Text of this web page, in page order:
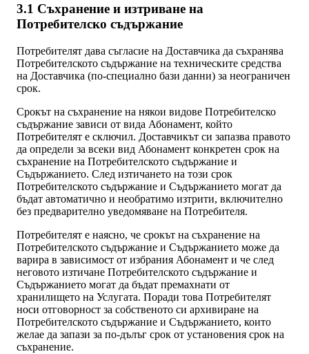
3.1 Съхранение и изтриване на
Потребителско съдържание
Потребителят дава съгласие на Доставчика да съхранява
Потребителското съдържание на техническите средства
на Доставчика (по-специално бази данни) за неограничен
срок.
Срокът на съхранение на някои видове Потребителско
съдържание зависи от вида Абонамент, който
Потребителят е сключил. Доставчикът си запазва правото
да определи за всеки вид Абонамент конкретен срок на
съхранение на Потребителското съдържание и
Съдържанието. След изтичането на този срок
Потребителското съдържание и Съдържанието могат да
бъдат автоматично и необратимо изтрити, включително
без предварително уведомяване на Потребителя.
Потребителят е наясно, че срокът на съхранение на
Потребителското съдържание и Съдържанието може да
варира в зависимост от избрания Абонамент и че след
неговото изтичане Потребителското съдържание и
Съдържанието могат да бъдат премахнати от
хранилището на Услугата. Поради това Потребителят
носи отговорност за собственото си архивиране на
Потребителското съдържание и Съдържанието, които
желае да запази за по-дълъг срок от установения срок на
съхранение.